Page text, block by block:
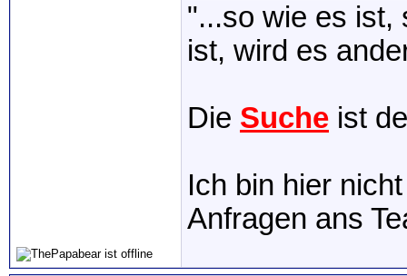
"...so wie es ist,
ist, wird es
Die Suche ist
Ich bin hier
Anfragen ans